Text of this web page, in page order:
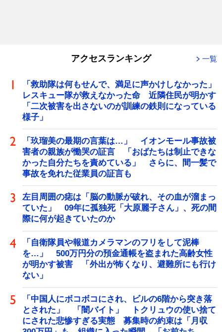
アクセスランキング 一覧
「救助隊は何もせんで、満足に声かけしなかった」
レスキュー隊が救えなかった命 近隣住民が明かす
「二次被害を出さないのが訓練の鉄則になっている
様子」
「玖瑠美の最期の言葉は…」 イオンモール事故被
害者の親族が慟哭の証言 「おばたちは制止できな
かった自分たちを責めている」 さらに、間一髪で
事故を免れた従業員の証言も
左目周囲の痣は「脳の動脈が破れ、その血が溜まっ
ていた」 09年に孤独死「大原麗子さん」、死の間
際に何が起きていたのか
「自衛隊員や報道カメラマンのフリをして泥棒
を…」 500万円分の預金通帳を盗まれた高齢女性
が明かす被害 「外出が怖くなり、避難所にも行け
ない」
「中国人にボコボコにされ、ビルの6階から突き落
とされた」 「闇バイト」 トクリュウの使い捨て
にされた悲惨すぎる実態 募集時の約束は「月収